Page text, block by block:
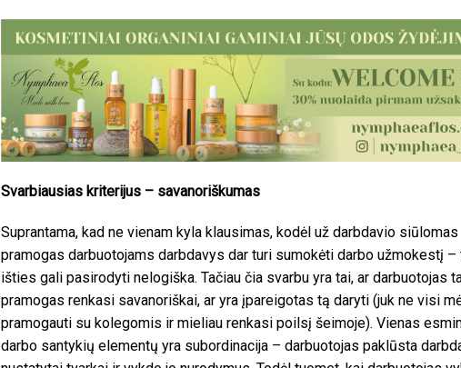
Svarbiausias kriterijus – savanoriškumas
Suprantama, kad ne vienam kyla klausimas, kodėl už darbdavio siūlomas
pramogas darbuotojams darbdavys dar turi sumokėti darbo užmokestį –
išties gali pasirodyti nelogiška. Tačiau čia svarbu yra tai, ar darbuotojas
pramogas renkasi savanoriškai, ar yra įpareigotas tą daryti (juk ne visi
pramogauti su kolegomis ir mieliau renkasi poilsį šeimoje). Vienas
darbo santykių elementų yra subordinacija – darbuotojas paklūsta